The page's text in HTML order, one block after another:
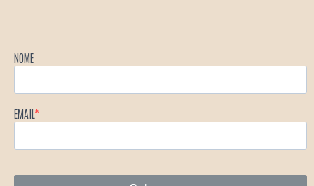
NOME
EMAIL